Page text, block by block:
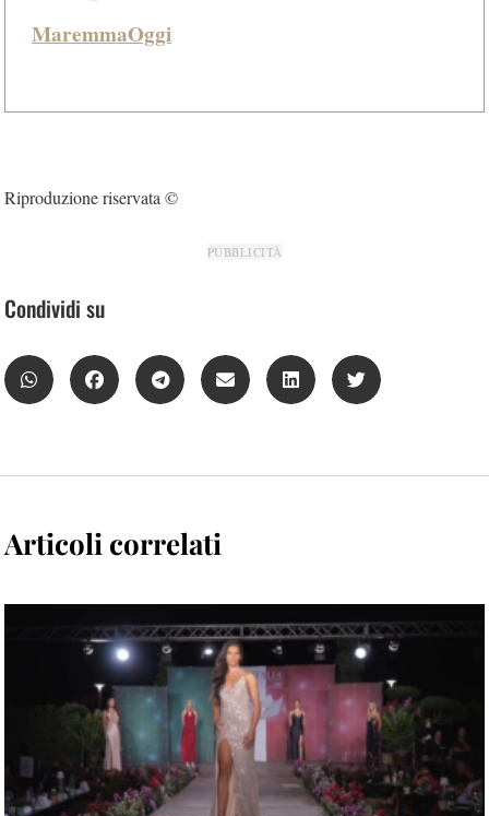
MaremmaOggi
Riproduzione riservata ©
PUBBLICITÀ
Condividi su
Articoli correlati